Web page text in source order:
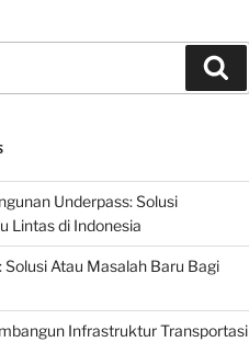
Underpass: Solusi
Lintas di Indonesia
Solusi Atau Masalah Baru Bagi
Infrastruktur Transportasi